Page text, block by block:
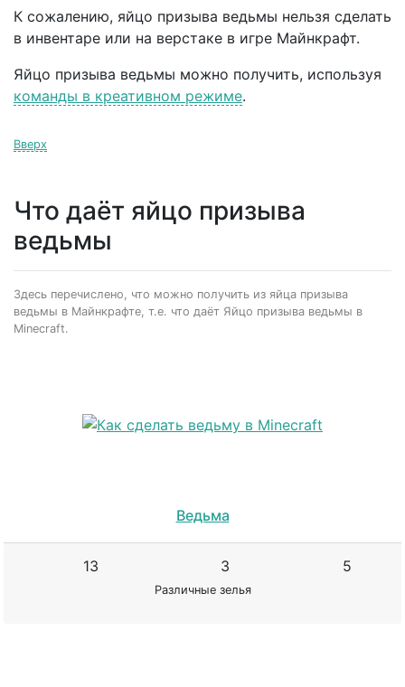
К сожалению, яйцо призыва ведьмы нельзя сделать
в инвентаре или на верстаке в игре Майнкрафт.
Яйцо призыва ведьмы можно получить, используя
команды в креативном режиме.
Вверх
Что даёт яйцо призыва
ведьмы
Здесь перечислено, что можно получить из яйца призыва
ведьмы в Майнкрафте, т.е. что даёт Яйцо призыва ведьмы в
Minecraft.
Ведьма
13 3 5
Различные зелья